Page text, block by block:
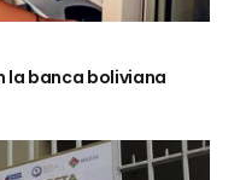
la banca boliviana